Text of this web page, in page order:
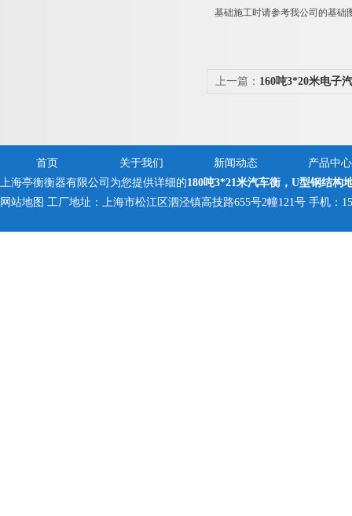
基础施工时请参考我公司的基础
上一篇： 160吨3*20米电子
首页 关于我们 新闻动态
产品中心
上海亭衡衡器有限公司为您提供详细的180吨3*21米汽车衡，U型钢结构
网站地图 工厂地址：上海市松江区泗泾镇高技路655号2幢121号 手机：